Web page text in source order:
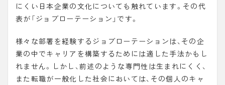
にくい日本企業の文化についても触れています。その代
表が「ジョブローテーション 」です。
様々な部署を経験するジョブローテーションは、その企
業の中でキャリアを構築するためには適した手法かもし
れません。しかし、前述のような専門性は生まれにくく、
また転職が一般化した社会においては、その個人のキャ